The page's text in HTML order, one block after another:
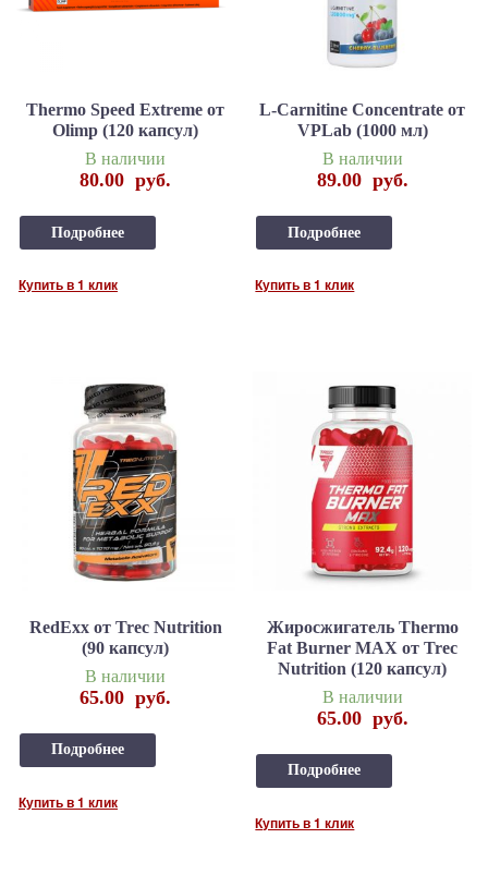
Thermo Speed Extreme от
Olimp (120 капсул)
В наличии
80.00 руб.
Подробнее
Купить в 1 клик
L-Carnitine Concentrate от
VPLab (1000 мл)
В наличии
89.00 руб.
Подробнее
Купить в 1 клик
RedExx от Trec Nutrition
(90 капсул)
В наличии
65.00 руб.
Подробнее
Купить в 1 клик
Жиросжигатель Thermo
Fat Burner MAX от Trec
Nutrition (120 капсул)
В наличии
65.00 руб.
Подробнее
Купить в 1 клик